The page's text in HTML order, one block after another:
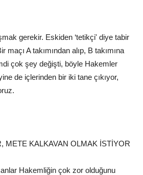
gerekir. Eskiden ‘tetikçi' diye tabir
maçı A takımından alıp, B takımına
çok şey değişti, böyle Hakemler
de içlerinden bir iki tane çıkıyor,
METE KALKAVAN OLMAK İSTİYOR
Hakemliğin çok zor olduğunu